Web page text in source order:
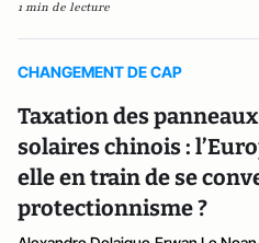
1 min de lecture
CHANGEMENT DE CAP
Taxation des panneaux
solaires chinois :
elle en train de se
protectionnisme ?